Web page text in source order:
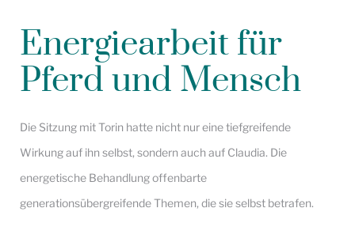
Energiearbeit für
Pferd und Mensch
Die Sitzung mit Torin hatte nicht nur eine tiefgreifende
Wirkung auf ihn selbst, sondern auch auf Claudia. Die
energetische Behandlung offenbarte
generationsübergreifende Themen, die sie selbst betrafen.